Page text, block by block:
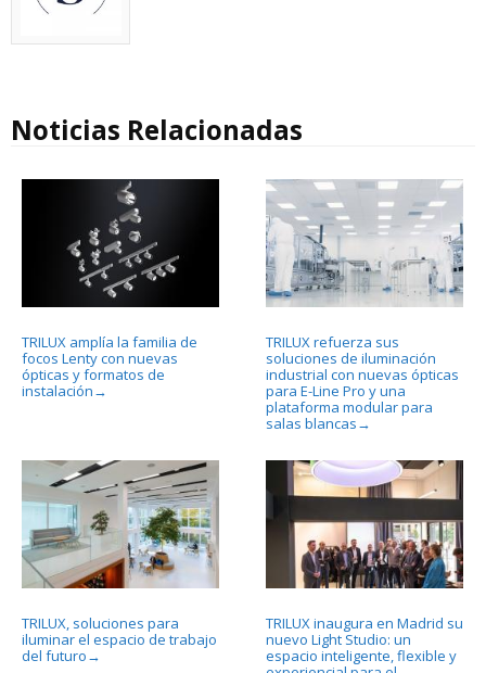
Noticias Relacionadas
TRILUX amplía la familia de
focos Lenty con nuevas
ópticas y formatos de
instalación →
TRILUX refuerza sus
soluciones de iluminación
industrial con nuevas ópticas
para E-Line Pro y una
plataforma modular para
salas blancas →
TRILUX, soluciones para
iluminar el espacio de trabajo
del futuro →
TRILUX inaugura en Madrid su
nuevo Light Studio: un
espacio inteligente, flexible y